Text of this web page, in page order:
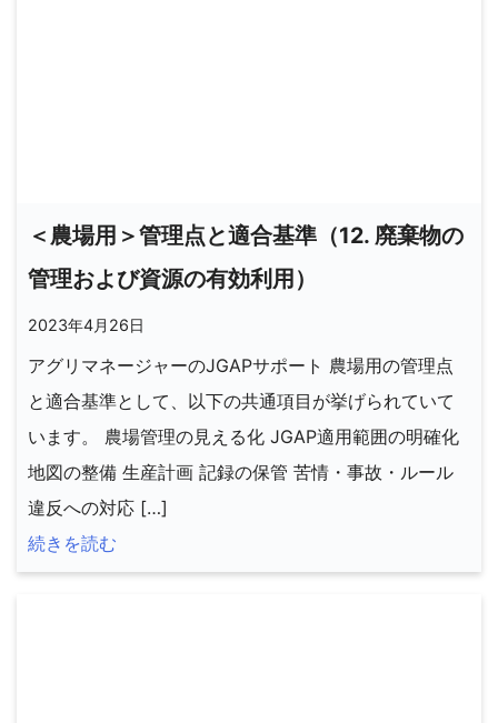
＜農場用＞管理点と適合基準（12. 廃棄物の
管理および資源の有効利用）
2023年4月26日
アグリマネージャーのJGAPサポート 農場用の管理点
と適合基準として、以下の共通項目が挙げられていて
います。 農場管理の見える化 JGAP適用範囲の明確化
地図の整備 生産計画 記録の保管 苦情・事故・ルール
違反への対応 […]
続きを読む